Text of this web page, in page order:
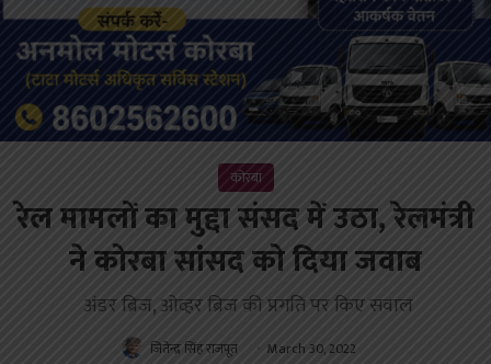
कोरबा
रेल मामलों का मुद्दा संसद में उठा, रेलमंत्री
ने कोरबा सांसद को दिया जवाब
अंडर ब्रिज, ओव्हर ब्रिज की प्रगति पर किए सवाल
जितेन्द्र सिंह राजपूत March 30, 2022